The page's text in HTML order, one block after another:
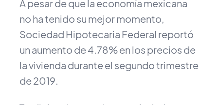
A pesar de que la economía mexicana
no ha tenido su mejor momento,
Sociedad Hipotecaria Federal reportó
un aumento de 4.78% en los precios de
la vivienda durante el segundo trimestre
de 2019.